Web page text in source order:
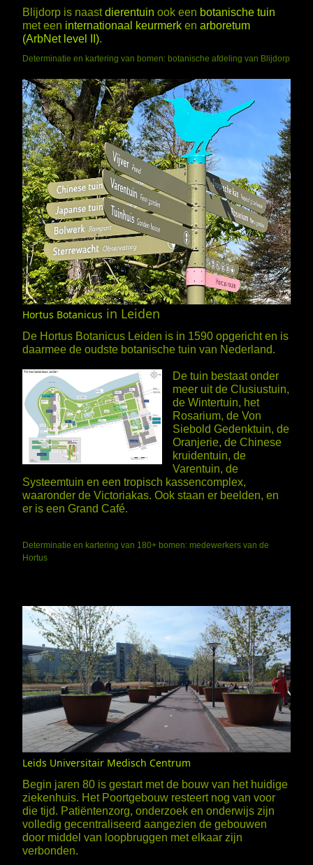
Blijdorp is naastdierentuin ook een botanische tuin
met een internationaal keurmerk en arboretum
(ArbNet level II).
Determinatie en kartering van bomen: botanische afdeling van Blijdorp
Hortus Botanicus in Leiden
De Hortus Botanicus Leiden is in 1590 opgericht en is
daarmee de oudste botanische tuin van Nederland.
De tuin bestaat onder
meer uit de Clusiustuin,
de Wintertuin, het
Rosarium, de Von
Siebold Gedenktuin, de
Oranjerie, de Chinese
kruidentuin, de
Varentuin, de
Systeemtuin en een tropisch kassencomplex,
waaronder de Victoriakas. Ook staan er beelden, en
er is een Grand Café.
Determinatie en kartering van 180+ bomen: medewerkers van de
Hortus
Leids Universitair Medisch Centrum
Begin jaren 80 is gestart met de bouw van het huidige
ziekenhuis. Het Poortgebouw resteert nog van voor
die tijd. Patiëntenzorg, onderzoek en onderwijs zijn
volledig gecentraliseerd aangezien de gebouwen
door middel van loopbruggen met elkaar zijn
verbonden.